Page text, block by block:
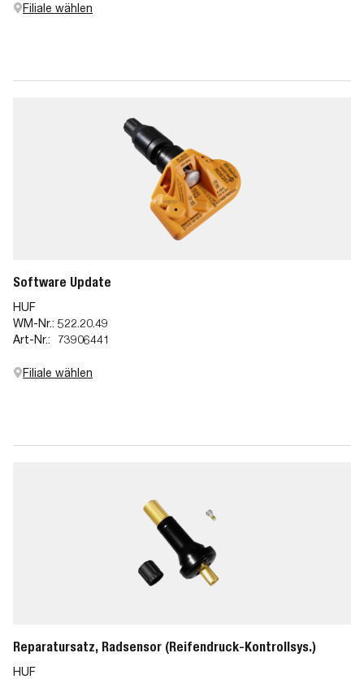
Filiale wählen
Software Update
HUF
WM-Nr.: 522.20.49
Art-Nr.:
73906441
Filiale wählen
Reparatursatz, Radsensor (Reifendruck-Kontrollsys.)
HUF